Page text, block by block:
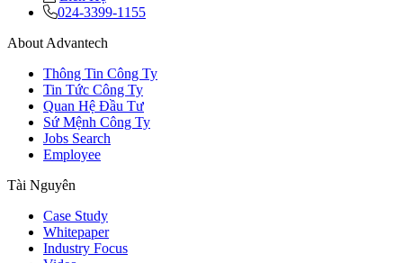
024-3399-1155
About Advantech
Thông Tin Công Ty
Tin Tức Công Ty
Quan Hệ Đầu Tư
Sứ Mệnh Công Ty
Jobs Search
Employee
Tài Nguyên
Case Study
Whitepaper
Industry Focus